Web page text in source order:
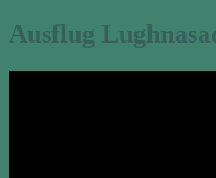
Ausflug